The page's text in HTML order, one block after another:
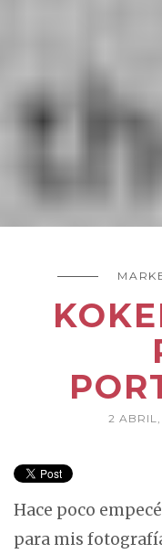
2 ABRIL,
Hace poco
para mis